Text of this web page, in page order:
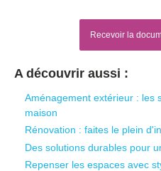
Recevoir la
A découvrir aussi :
Aménagement extérieur : les
maison
Rénovation : faites le plein
Des solutions durables pour
Repenser les espaces avec